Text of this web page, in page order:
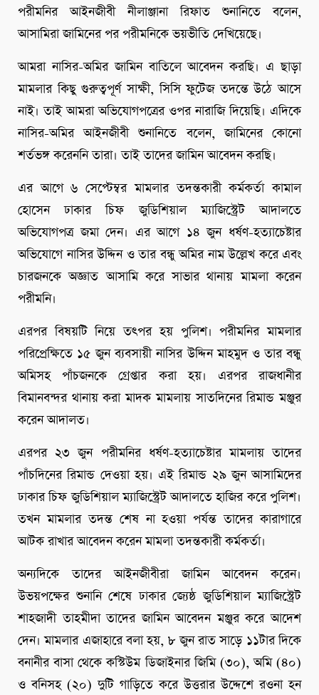
পরীমনির আইনজীবী নীলাঞ্জানা রিফাত শুনানিতে বলেন,
আসামিরা জামিনের পর পরীমনিকে ভয়ভীতি দেখিয়েছে।
আমরা নাসির-অমির জামিন বাতিলে আবেদন করছি। এ ছাড়া
মামলার কিছু গুরুত্বপূর্ণ সাক্ষী, সিসি ফুটেজ তদন্তে উঠে আসে
নাই। তাই আমরা অভিযোগপত্রের ওপর নারাজি দিয়েছি। এদিকে
নাসির-অমির আইনজীবী শুনানিতে বলেন, জামিনের কোনো
শর্তভঙ্গ করেননি তারা। তাই তাদের জামিন আবেদন করছি।
এর আগে ৬ সেপ্টেম্বর মামলার তদন্তকারী কর্মকর্তা কামাল
হোসেন ঢাকার চিফ জুডিশিয়াল ম্যাজিস্ট্রেট আদালতে
অভিযোগপত্র জমা দেন। এর আগে ১৪ জুন ধর্ষণ-হত্যাচেষ্টার
অভিযোগে নাসির উদ্দিন ও তার বন্ধু অমির নাম উল্লেখ করে এবং
চারজনকে অজ্ঞাত আসামি করে সাভার থানায় মামলা করেন
পরীমনি।
এরপর বিষয়টি নিয়ে তৎপর হয় পুলিশ। পরীমনির মামলার
পরিপ্রেক্ষিতে ১৫ জুন ব্যবসায়ী নাসির উদ্দিন মাহমুদ ও তার বন্ধু
অমিসহ পাঁচজনকে গ্রেপ্তার করা হয়। এরপর রাজধানীর
বিমানবন্দর থানায় করা মাদক মামলায় সাতদিনের রিমান্ড মঞ্জুর
করেন আদালত।
এরপর ২৩ জুন পরীমনির ধর্ষণ-হত্যাচেষ্টার মামলায় তাদের
পাঁচদিনের রিমান্ড দেওয়া হয়। এই রিমান্ড ২৯ জুন আসামিদের
ঢাকার চিফ জুডিশিয়াল ম্যাজিস্ট্রেট আদালতে হাজির করে পুলিশ।
তখন মামলার তদন্ত শেষ না হওয়া পর্যন্ত তাদের কারাগারে
আটক রাখার আবেদন করেন মামলা তদন্তকারী কর্মকর্তা।
অন্যদিকে তাদের আইনজীবীরা জামিন আবেদন করেন।
উভয়পক্ষের শুনানি শেষে ঢাকার জ্যেষ্ঠ জুডিশিয়াল ম্যাজিস্ট্রেট
শাহজাদী তাহমীদা তাদের জামিন আবেদন মঞ্জুর করে আদেশ
দেন। মামলার এজাহারে বলা হয়, ৮ জুন রাত সাড়ে ১১টার দিকে
বনানীর বাসা থেকে কস্টিউম ডিজাইনার জিমি (৩০), অমি (৪০)
ও বনিসহ (২০) দুটি গাড়িতে করে উত্তরার উদ্দেশে রওনা হন